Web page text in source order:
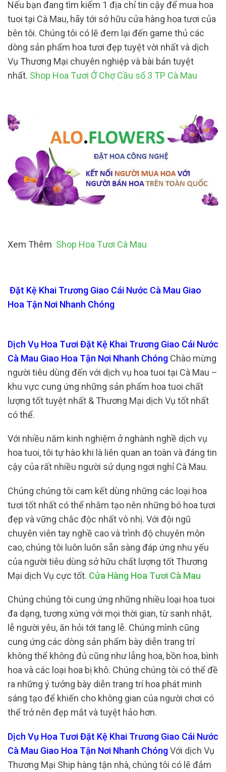
Nếu bạn đang tìm kiếm 1 địa chỉ tin cậy để mua hoa
tuoi tại Cà Mau, hãy tới sở hữu cửa hàng hoa tươi của
bên tôi. Chúng tôi có lẽ đem lại đến game thủ các
dòng sản phẩm hoa tươi đẹp tuyệt vời nhất và dịch
Vụ Thương Mại chuyên nghiệp và bài bản tuyệt
nhất. Shop Hoa Tươi Ở Chợ Cầu số 3 TP Cà Mau
Xem Thêm Shop Hoa Tươi Cà Mau
Đặt Kệ Khai Trương Giao Cái Nước Cà Mau Giao
Hoa Tận Nơi Nhanh Chóng
Dịch Vụ Hoa Tươi Đặt Kệ Khai Trương Giao Cái Nước
Cà Mau Giao Hoa Tận Nơi Nhanh Chóng Chào mừng
người tiêu dùng đến với dịch vụ hoa tuoi tại Cà Mau –
khu vực cung ứng những sản phẩm hoa tuoi chất
lượng tốt tuyệt nhất & Thương Mại dịch Vụ tốt nhất
có thể.
Với nhiều năm kinh nghiệm ở nghành nghề dịch vụ
hoa tuoi, tôi tự hào khi là liên quan an toàn và đáng tin
cậy của rất nhiều người sử dụng ngơi nghỉ Cà Mau.
Chúng chúng tôi cam kết dùng những các loại hoa
tươi tốt nhất có thể nhằm tạo nên những bó hoa tươi
đẹp và vững chắc độc nhất vô nhị. Với đội ngũ
chuyên viên tay nghề cao và trình độ chuyên môn
cao, chúng tôi luôn luôn sẵn sàng đáp ứng nhu yếu
của người tiêu dùng sở hữu chất lượng tốt Thương
Mại dịch Vụ cực tốt. Cửa Hàng Hoa Tươi Cà Mau
Chúng chúng tôi cung ứng những nhiều loại hoa tuoi
đa dạng, tương xứng với mọi thời gian, từ sanh nhật,
lễ người yêu, ăn hỏi tới tang lễ. Chúng mình cũng
cung ứng các dòng sản phẩm bày diễn trang trí
không thể không đủ cũng như lẵng hoa, bồn hoa, bình
hoa và các loại hoa bị khô. Chúng chúng tôi có thể đề
ra những ý tưởng bày diễn trang trí hoa phát minh
sáng tạo để khiến cho không gian của người chơi có
thể trở nên đẹp mắt và tuyệt hảo hơn.
Dịch Vụ Hoa Tươi Đặt Kệ Khai Trương Giao Cái Nước
Cà Mau Giao Hoa Tận Nơi Nhanh ChóngVới dịch Vụ
Thương Mại Ship hàng tận nhà, chúng tôi có lẽ đảm